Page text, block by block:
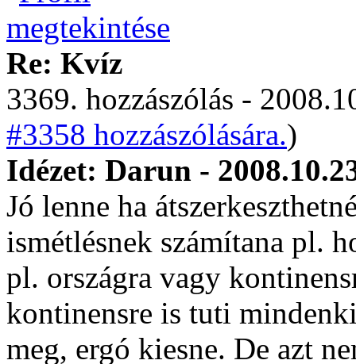
Re: Kvíz
3369. hozzászólás -
#3358 hozzászólására.)
Idézet: Darun -
Jó lenne ha
ismétlésnek számítana pl.
pl. országra vagy
kontinensre is tuti
meg, ergó kiesne. De azt